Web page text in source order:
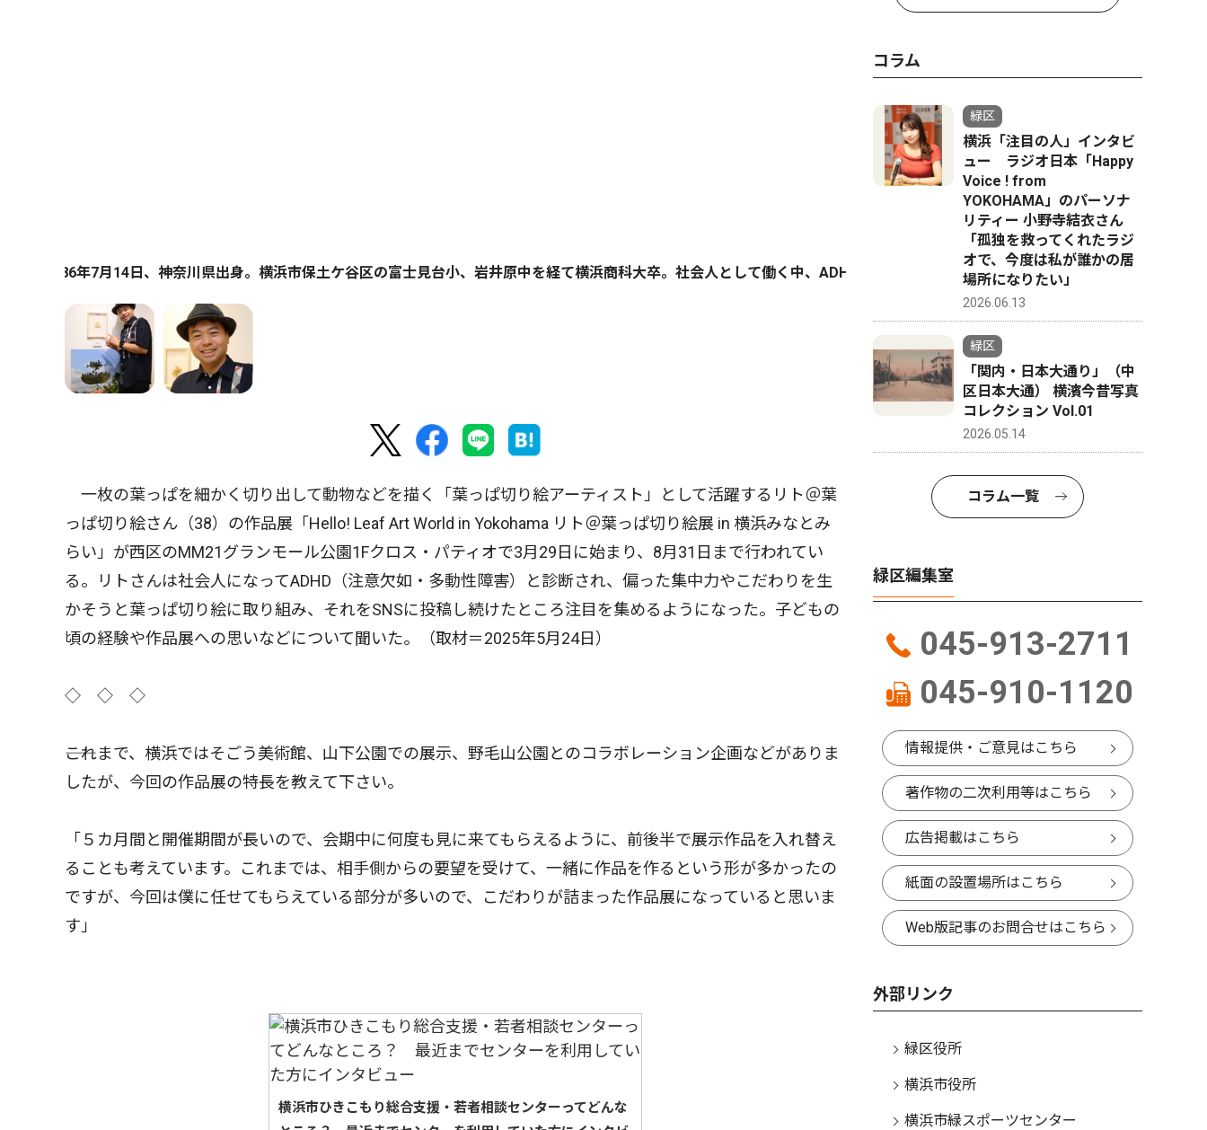
1986年7月14日、神奈川県出身。横浜市保土ケ谷区の富士見台小、岩井原中を経て横浜商科大卒。社会人として働く中、ADHDとの診断を受け、偏った集中力やこだわりを前向
一枚の葉っぱを細かく切り出して動物などを描く「葉っぱ切り絵アーティスト」として活躍するリト＠葉
っぱ切り絵さん（38）の作品展「Hello! Leaf Art World in Yokohama リト＠葉っぱ切り絵展 in 横浜みなとみ
らい」が西区のMM21グランモール公園1Fクロス・パティオで3月29日に始まり、8月31日まで行われてい
る。リトさんは社会人になってADHD（注意欠如・多動性障害）と診断され、偏った集中力やこだわりを生
かそうと葉っぱ切り絵に取り組み、それをSNSに投稿し続けたところ注目を集めるようになった。子どもの
頃の経験や作品展への思いなどについて聞いた。（取材＝2025年5月24日）
◇ ◇ ◇
――これまで、横浜ではそごう美術館、山下公園での展示、野毛山公園とのコラボレーション企画などがありま
したが、今回の作品展の特長を教えて下さい。
「５カ月間と開催期間が長いので、会期中に何度も見に来てもらえるように、前後半で展示作品を入れ替え
ることも考えています。これまでは、相手側からの要望を受けて、一緒に作品を作るという形が多かったの
ですが、今回は僕に任せてもらえている部分が多いので、こだわりが詰まった作品展になっていると思いま
す」
横浜市ひきこもり総合支援・若者相談センターってどんな
コラム
緑区
横浜「注目の人」インタビ
ュー ラジオ日本「Happy
Voice ! from
YOKOHAMA」のパーソナ
リティー 小野寺結衣さん
「孤独を救ってくれたラジ
オで、今度は私が誰かの居
場所になりたい」
2026.06.13
緑区
「関内・日本大通り」（中
区日本大通） 横濱今昔写真
コレクション Vol.01
2026.05.14
コラム一覧
緑区編集室
045-913-2711
045-910-1120
情報提供・ご意見はこちら
著作物の二次利用等はこちら
広告掲載はこちら
紙面の設置場所はこちら
Web版記事のお問合せはこちら
外部リンク
緑区役所
横浜市役所
横浜市緑スポーツセンター